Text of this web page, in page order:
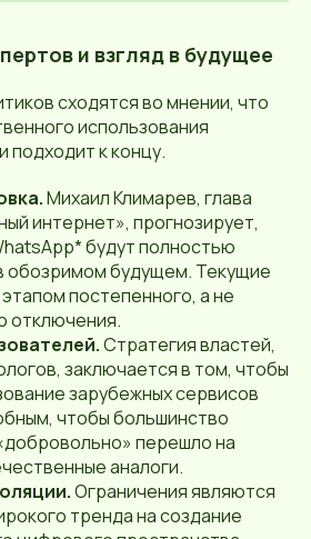
и взгляд в будущее
сходятся во мнении, что
использования
подходит к концу.
Михаил Климарев, глава
интернет», прогнозирует,
будут полностью
обозримом будущем. Текущие
постепенного, а не
отключения.
Стратегия властей,
заключается в том, чтобы
зарубежных сервисов
чтобы большинство
перешло на
аналоги.
Ограничения являются
тренда на создание